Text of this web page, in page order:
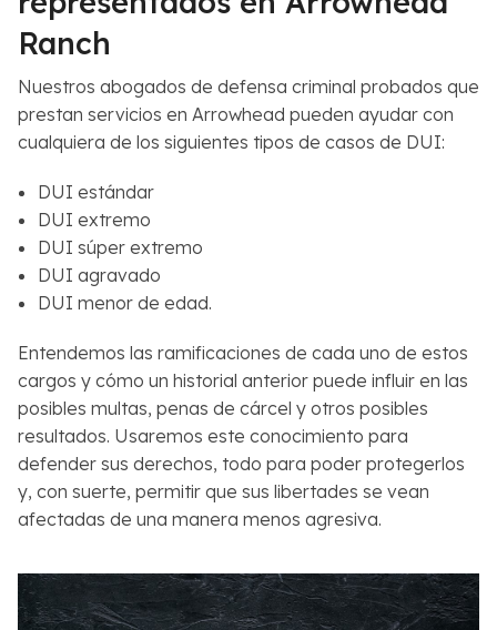
Ranch
Nuestros abogados de defensa criminal probados que
prestan servicios en Arrowhead pueden ayudar con
cualquiera de los siguientes tipos de casos de DUI:
DUI estándar
DUI extremo
DUI súper extremo
DUI agravado
DUI menor de edad.
Entendemos las ramificaciones de cada uno de estos
cargos y cómo un historial anterior puede influir en las
posibles multas, penas de cárcel y otros posibles
resultados. Usaremos este conocimiento para
defender sus derechos, todo para poder protegerlos
y, con suerte, permitir que sus libertades se vean
afectadas de una manera menos agresiva.